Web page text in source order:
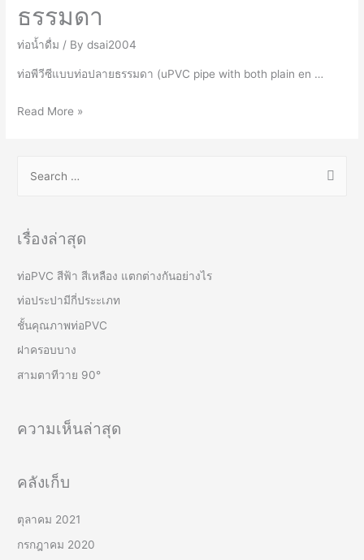
ธรรมดา
ท่อน้ำดื่ม / Bydsai2004
ท่อพีวีซีแบบท่อปลายธรรมดา (uPVC pipe with both plain en …
ท่อ
ท่อ
ธรรมดา
Read More »
h
f
o
เรื่องล่าสุด
ท่อPVC สีฟ้า สีเหลือง แตกต่างกันอย่างไร
ท่อประปามีกี่ประะเภท
ชั้นคุณภาพท่อPVC
ฝาครอบบาง
สามตาทีวาย 90°
ความเห็นล่าสุด
คลังเก็บ
ตุลาคม 2021
กรกฎาคม 2020